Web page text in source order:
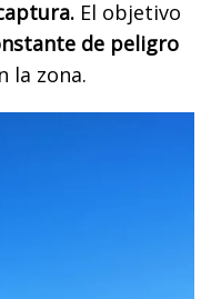
El objetivo
de peligro
la zona.